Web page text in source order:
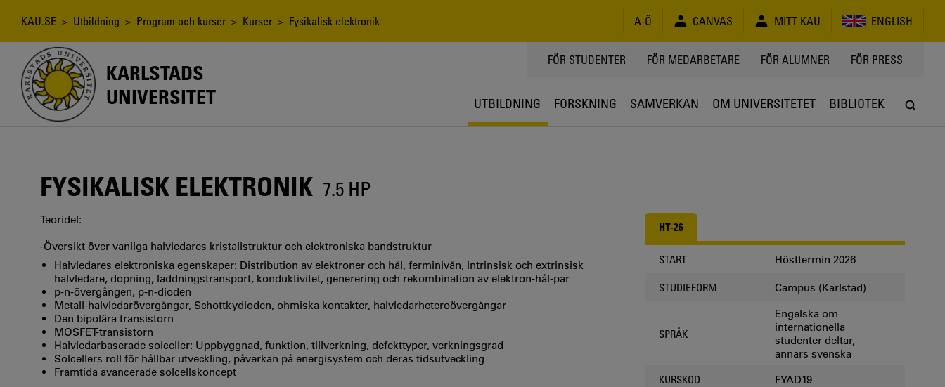
Länkstig
KAU.SE > Utbildning > Program och kurser > Kurser > Fysikalisk elektronik A-Ö CANVAS MITT KAU ENGLISH
KARLSTADS
UNIVERSITET
TOPPMENY
FÖR STUDENTER FÖR MEDARBETARE FÖR ALUMNER FÖR PRESS
UTBILDNING FORSKNING SAMVERKAN OM UNIVERSITETET BIBLIOTEK
FYSIKALISK ELEKTRONIK 7.5 HP
Teoridel:
-Översikt över vanliga halvledares kristallstruktur och elektroniska bandstruktur
Halvledares elektroniska egenskaper: Distribution av elektroner och hål, ferminivån, intrinsisk och extrinsisk
halvledare, dopning, laddningstransport, konduktivitet, generering och rekombination av elektron-hål-par
p-n-övergången, p-n-dioden
Metall-halvledarövergångar, Schottkydioden, ohmiska kontakter, halvledarheteroövergångar
Den bipolära transistorn
MOSFET-transistorn
Halvledarbaserade solceller: Uppbyggnad, funktion, tillverkning, defekttyper, verkningsgrad
Solcellers roll för hållbar utveckling, påverkan på energisystem och deras tidsutveckling
Framtida avancerade solcellskoncept
HT-26
START Hösttermin 2026
STUDIEFORM Campus (Karlstad)
SPRÅK
Engelska om
internationella
studenter deltar,
annars svenska
KURSKOD FYAD19